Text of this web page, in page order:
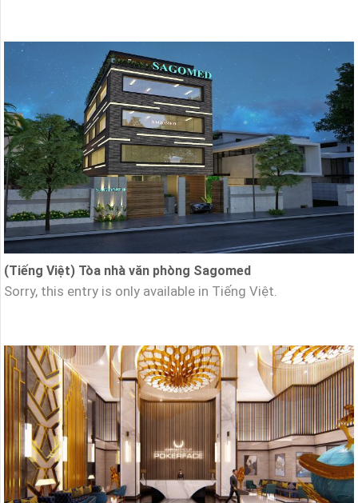
(Tiếng Việt) Tòa nhà văn phòng Sagomed
Sorry, this entry is only available in Tiếng Việt.